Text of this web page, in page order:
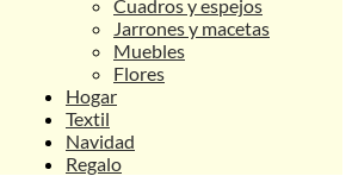
Cuadros y espejos
Jarrones y macetas
Muebles
Flores
Hogar
Textil
Navidad
Regalo